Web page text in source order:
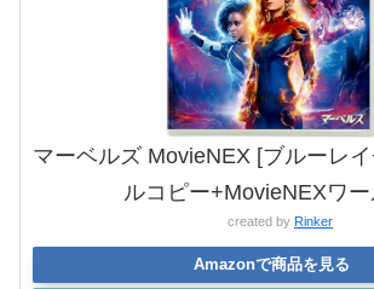
マーベルズ MovieNEX [ブルーレ
ルコピー+MovieNEXワー
created by Rinker
Amazonで商品を見る